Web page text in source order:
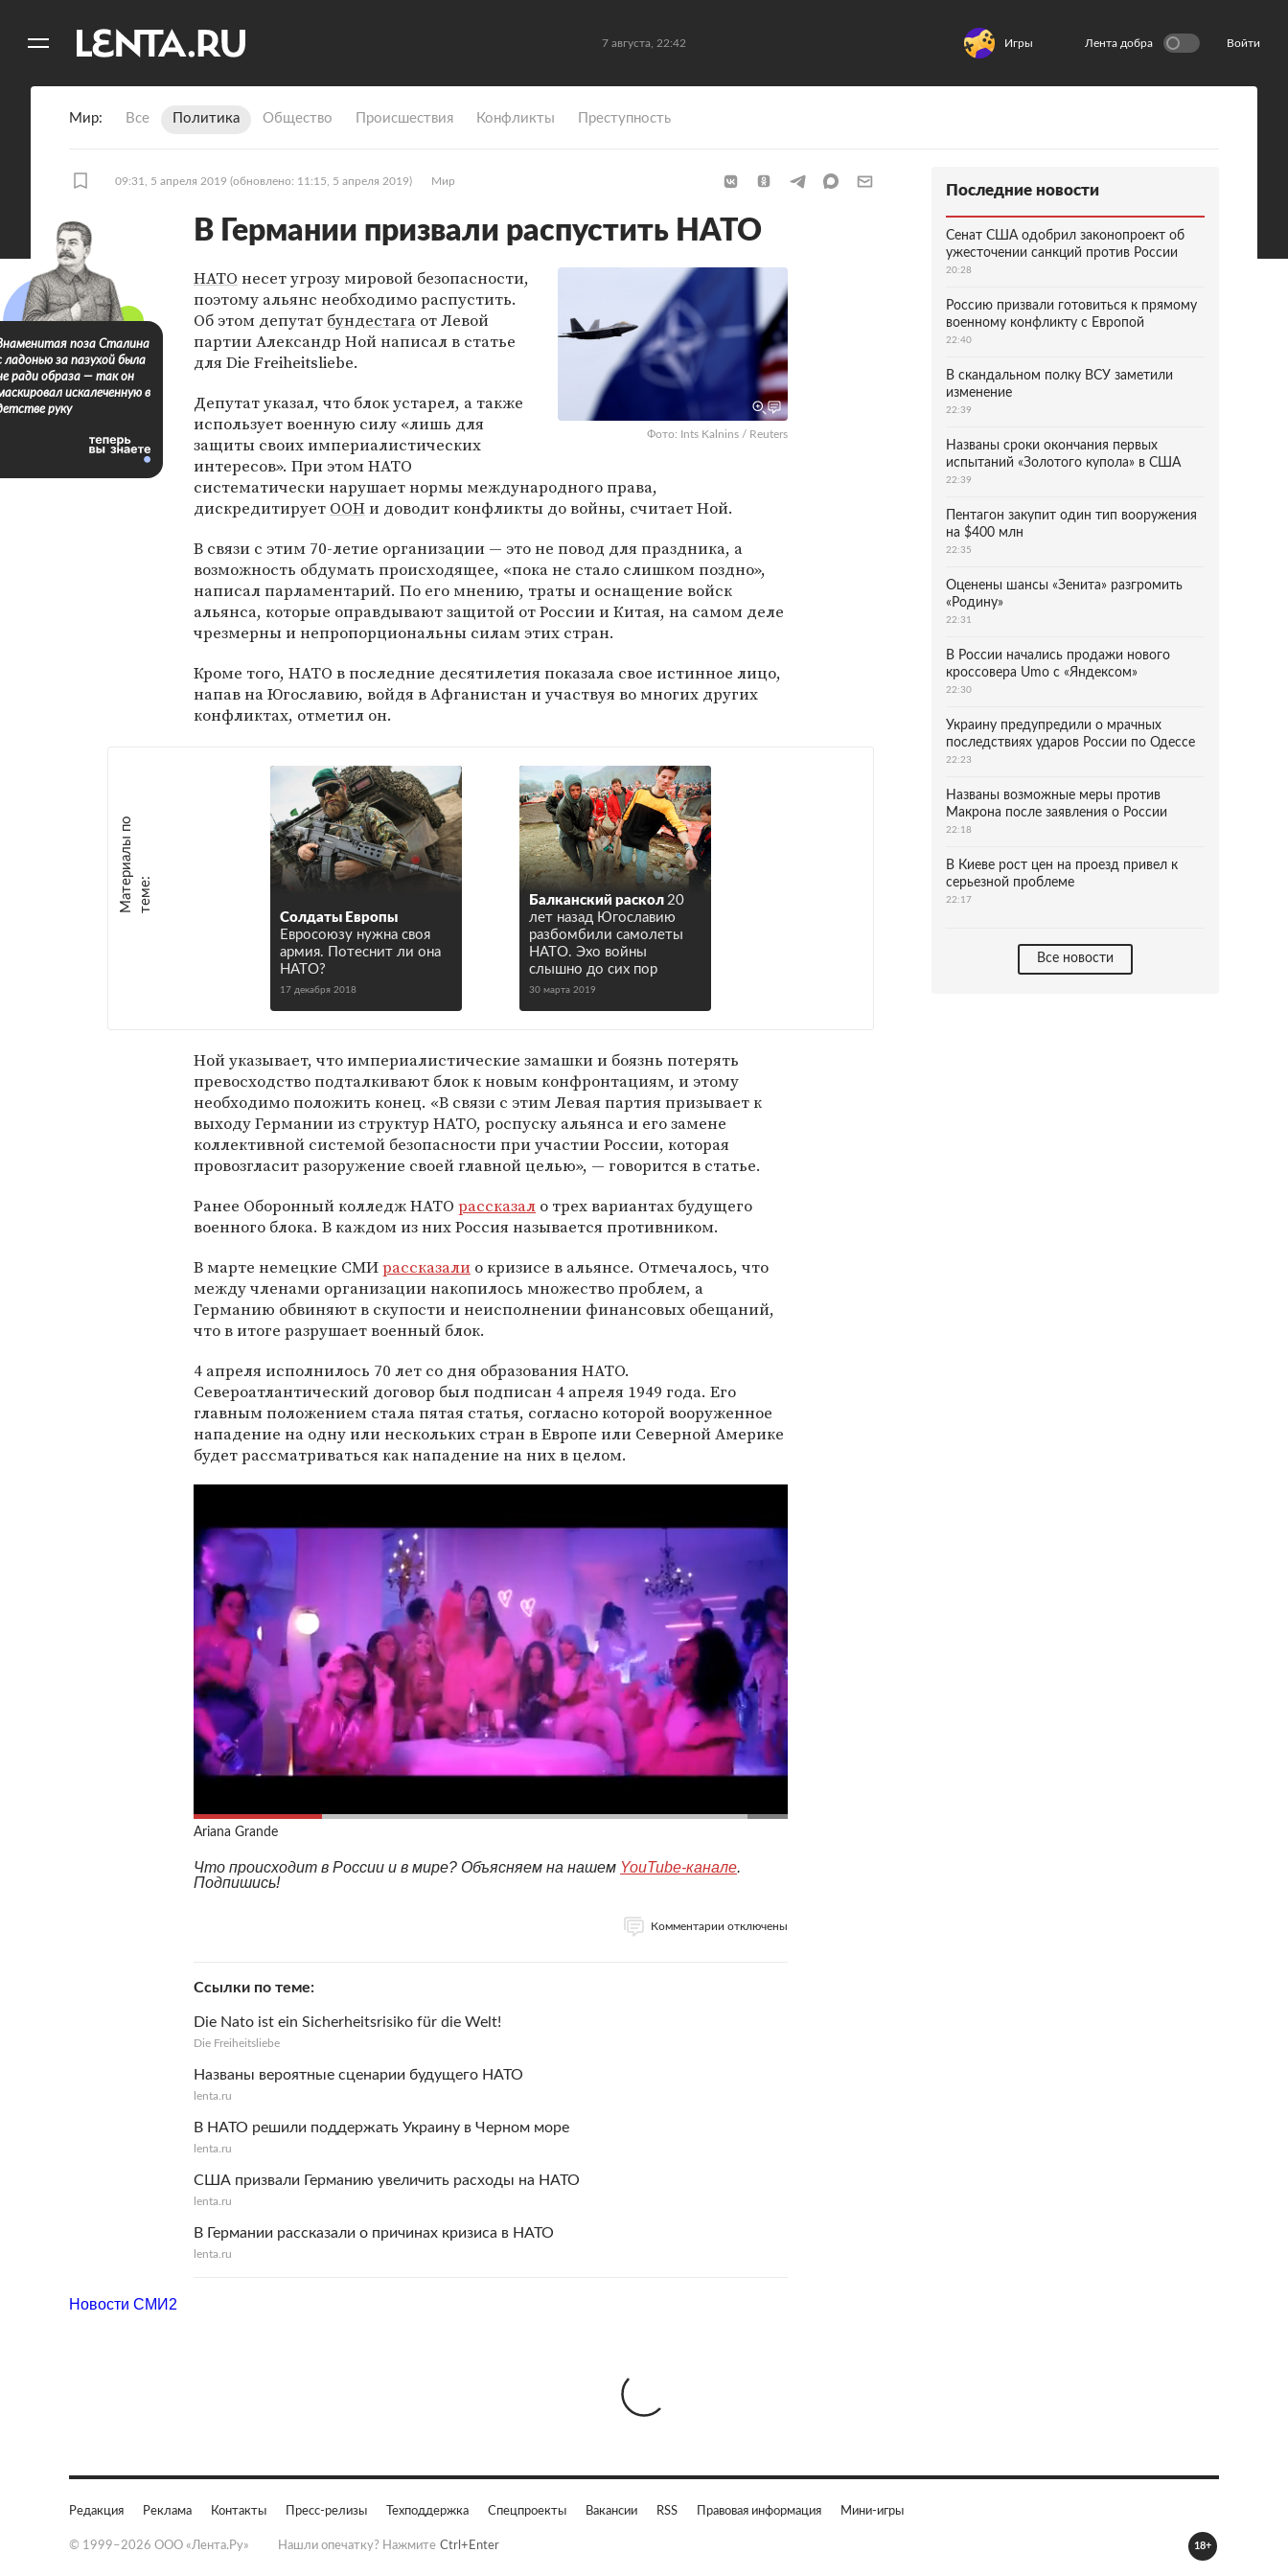
7 августа, 22:42 Игры Лента добра Войти
Мир Все Политика Общество Происшествия Конфликты Преступность
09:31, 5 апреля 2019 (обновлено: 11:15, 5 апреля 2019) Мир
В Германии призвали распустить НАТО
Фото: Ints Kalnins / Reuters
НАТО несет угрозу мировой безопасности,
поэтому альянс необходимо распустить.
Об этом депутат бундестага от Левой
партии Александр Ной написал в статье
для Die Freiheitsliebe.
Депутат указал, что блок устарел, а также
использует военную силу «лишь для
защиты своих империалистических
интересов». При этом НАТО
систематически нарушает нормы международного права,
дискредитирует ООНи доводит конфликты до войны, считает Ной.
В связи с этим 70-летие организации — это не повод для праздника, а
возможность обдумать происходящее, «пока не стало слишком поздно»,
написал парламентарий. По его мнению, траты и оснащение войск
альянса, которые оправдывают защитой от России и Китая, на самом деле
чрезмерны и непропорциональны силам этих стран.
Кроме того, НАТО в последние десятилетия показала свое истинное лицо,
напав на Югославию, войдя в Афганистан и участвуя во многих других
конфликтах, отметил он.
М
а
т е
р
и
а
л
ы
п
о
т
е
м
е :
Солдаты Европы
Евросоюзу нужна своя
армия. Потеснит ли она
НАТО?
17 декабря 2018
Балканский раскол 20
лет назад Югославию
разбомбили самолеты
НАТО. Эхо войны
слышно до сих пор
30 марта 2019
Ной указывает, что империалистические замашки и боязнь потерять
превосходство подталкивают блок к новым конфронтациям, и этому
необходимо положить конец. «В связи с этим Левая партия призывает к
выходу Германии из структур НАТО, роспуску альянса и его замене
коллективной системой безопасности при участии России, которая
провозгласит разоружение своей главной целью», — говорится в статье.
Ранее Оборонный колледж НАТО рассказал о трех вариантах будущего
военного блока. В каждом из них Россия называется противником.
В марте немецкие СМИрассказали о кризисе в альянсе. Отмечалось, что
между членами организации накопилось множество проблем, а
Германию обвиняют в скупости и неисполнении финансовых обещаний,
что в итоге разрушает военный блок.
4 апреля исполнилось 70 лет со дня образования НАТО.
Североатлантический договор был подписан 4 апреля 1949 года. Его
главным положением стала пятая статья, согласно которой вооруженное
нападение на одну или нескольких стран в Европе или Северной Америке
будет рассматриваться как нападение на них в целом.
Ariana Grande
Что происходит в России и в мире? Объясняем на нашем YouTube-канале.
Подпишись!
Комментарии отключены
Ссылки по теме
Die Nato ist ein Sicherheitsrisiko für die Welt!
Die Freiheitsliebe
Названы вероятные сценарии будущего НАТО
lenta.ru
В НАТО решили поддержать Украину в Черном море
lenta.ru
США призвали Германию увеличить расходы на НАТО
lenta.ru
В Германии рассказали о причинах кризиса в НАТО
lenta.ru
поза Сталина
ладонью за пазухой была
ради образа — так он
искалеченную в
руку
Последние новости
Сенат США одобрил законопроект об
ужесточении санкций против России
20:28
Россию призвали готовиться к прямому
военному конфликту с Европой
22:40
В скандальном полку ВСУ заметили
изменение
22:39
Названы сроки окончания первых
испытаний «Золотого купола» в США
22:39
Пентагон закупит один тип вооружения
на $400 млн
22:35
Оценены шансы «Зенита» разгромить
«Родину»
22:31
В России начались продажи нового
кроссовера Umo с «Яндексом»
22:30
Украину предупредили о мрачных
последствиях ударов России по Одессе
22:23
Названы возможные меры против
Макрона после заявления о России
22:18
В Киеве рост цен на проезд привел к
серьезной проблеме
22:17
Все новости
Новости СМИ2
Редакция Реклама Контакты Пресс-релизы Техподдержка Спецпроекты Вакансии RSS Правовая информация Мини-игры
© 1999–2026 ООО «Лента.Ру» Нашли опечатку? Нажмите Ctrl+Enter 18+